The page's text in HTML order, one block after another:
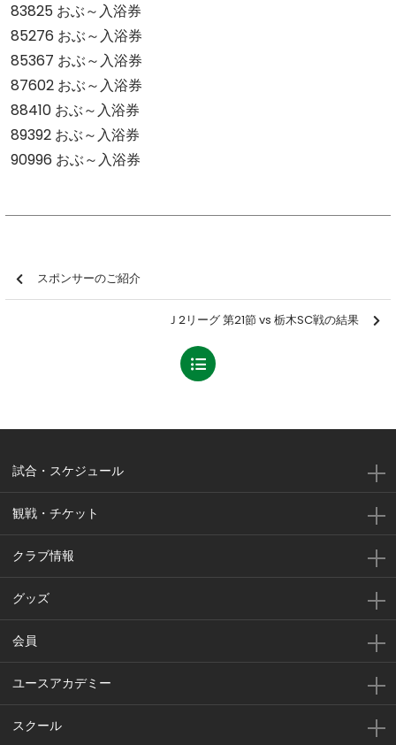
83825 おぶ～入浴券
85276 おぶ～入浴券
85367 おぶ～入浴券
87602 おぶ～入浴券
88410 おぶ～入浴券
89392 おぶ～入浴券
90996 おぶ～入浴券
スポンサーのご紹介
Ｊ2リーグ 第21節 vs 栃木SC戦の結果
試合・スケジュール
観戦・チケット
クラブ情報
グッズ
会員
ユースアカデミー
スクール